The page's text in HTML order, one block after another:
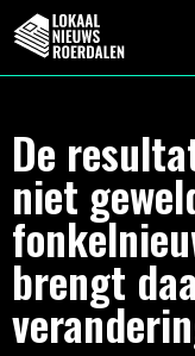
De
niet
brengt